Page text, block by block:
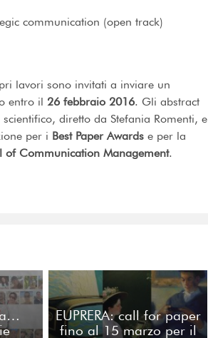
communication (open track)
lavori sono invitati a inviare un
entro il 26 febbraio 2016. Gli abstract
diretto da Stefania Romenti, e
per i Best Paper Awards e per la
of Communication Management.
EUPRERA: call for paper
fino al 15 marzo per il